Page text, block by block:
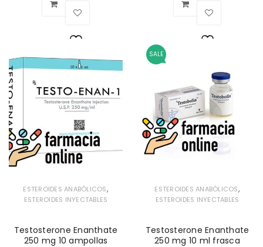
Lista
deseos
de
deseos
ESTEROIDES ANABÓLICOS,
ESTEROIDES INYECTABLES
Testosterone Enanthate
250 mg 10 ampollas
SALE
ESTEROIDES ANABÓLICOS,
ESTEROIDES INYECTABLES
Testosterone Enanthate
250 mg 10 ml frasca